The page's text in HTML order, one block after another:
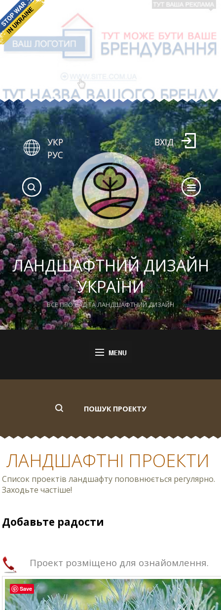
ЛАНДШАФТНИЙ ДИЗАЙН
УКРАЇНИ
ВСЕ ПРО САД ТА ЛАНДШАФТНИЙ ДИЗАЙН
УКР
РУС
ВХІД
ПОШУК ПРОЕКТУ
ЛАНДШАФТНІ ПРОЕКТИ
Список проектів ландшафту поповнюється регулярно.
Заходьте частіше!
Добавьте радости
Проект розміщено для ознайомлення.
Save